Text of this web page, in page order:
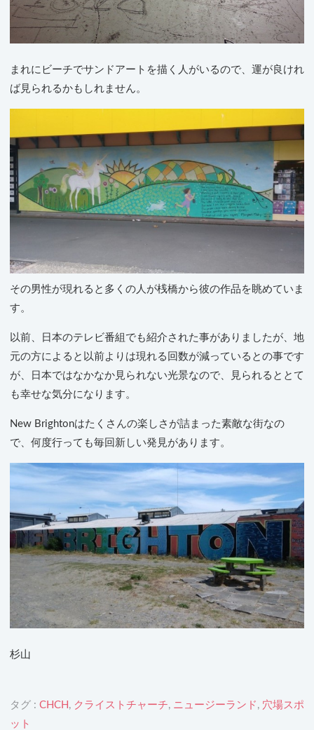
まれにビーチでサンドアートを描く人がいるので、運が良けれ
ば見られるかもしれません。
その男性が現れると多くの人が桟橋から彼の作品を眺めていま
す。
以前、日本のテレビ番組でも紹介された事がありましたが、地
元の方によると以前よりは現れる回数が減っているとの事です
が、日本ではなかなか見られない光景なので、見られるととて
も幸せな気分になります。
New Brightonはたくさんの楽しさが詰まった素敵な街なの
で、何度行っても毎回新しい発見があります。
杉山
タグ : CHCH , クライストチャーチ, ニュージーランド , 穴場スポ
ット